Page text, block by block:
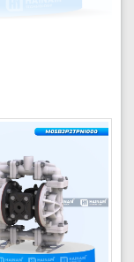
hiệu Marathon,
chất lỏng công
chất lỏng có
tạo từ nhựa
sản phẩm này
và độ bền vượt